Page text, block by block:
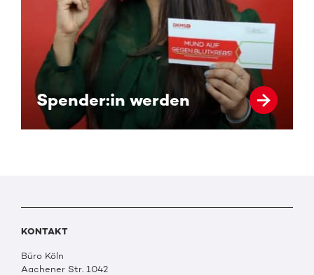
Spender:in werden
KONTAKT
Büro Köln
Aachener Str. 1042